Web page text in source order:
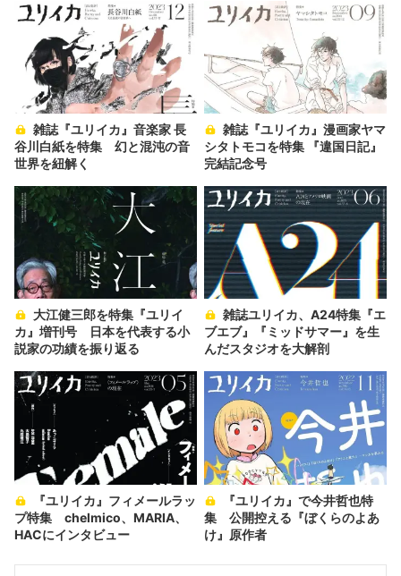
谷川白紙を特集 幻と混沌の音
世界を紐解く
シタトモコを特集 『違国日記』
完結記念号
カ』増刊号 日本を代表する小
説家の功績を振り返る
ブエブ』『ミッドサマー』を生
んだスタジオを大解剖
プ特集 chelmico、MARIA、
HACにインタビュー
集 公開控える『ぼくらのよあ
け』原作者